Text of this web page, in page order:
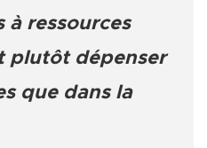
à ressources
plutôt dépenser
que dans la